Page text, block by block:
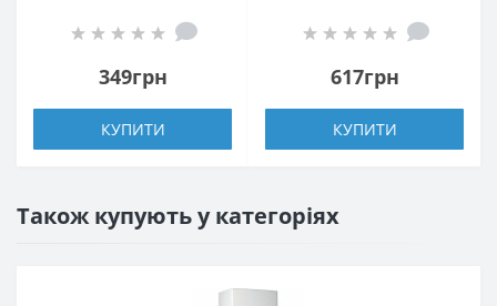
349грн
КУПИТИ
617грн
КУПИТИ
Також купують у категоріях